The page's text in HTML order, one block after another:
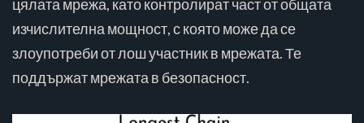
цялата мрежа, като контролират част от общата
изчислителна мощност, с която може да се
злоупотреби от лош участник в мрежата. Те
поддържат мрежата в безопасност.